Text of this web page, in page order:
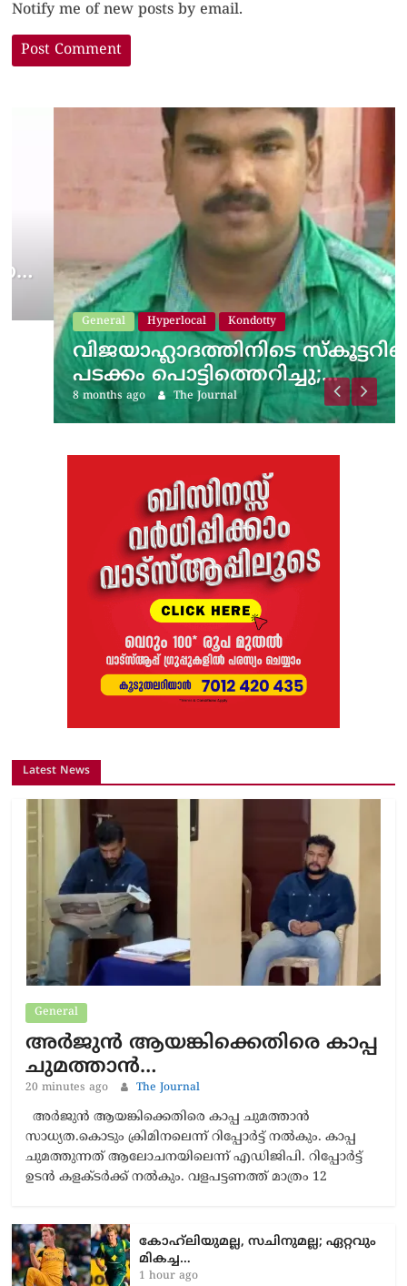
Notify me of new posts by email.
General Hyperlocal Kondotty
വിജയാഹ്ലാദത്തിനിടെ സ്കൂട്ടറിലെ
പടക്കം പൊട്ടിത്തെറിച്ചു;…
8 months ago The Journal
Latest News
General
അർജുൻ ആയങ്കിക്കെതിരെ കാപ്പ
ചുമത്താൻ…
20 minutes ago The Journal
അർജുൻ ആയങ്കിക്കെതിരെ കാപ്പ ചുമത്താൻ
സാധ്യത.കൊടും ക്രിമിനലെന്ന് റിപ്പോർട്ട് നൽകും. കാപ്പ
ചുമത്തുന്നത് ആലോചനയിലെന്ന് എഡിജിപി. റിപ്പോർട്ട്
ഉടൻ കളക്ടർക്ക് നൽകും. വളപട്ടണത്ത് മാത്രം 12
കോഹ്‌ലിയുമല്ല, സചിനുമല്ല; ഏറ്റവും
മികച്ച…
1 hour ago